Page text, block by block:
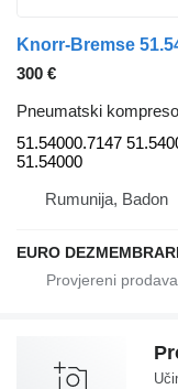
300 €
Pneumatski
51.54000.7147
51.54000
Rumunija, Badon
EURO